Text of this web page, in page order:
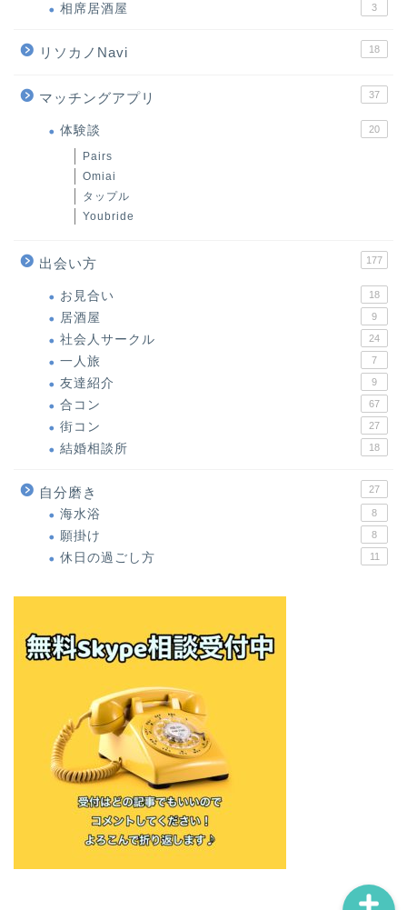
相席居酒屋 3
リソカノNavi 18
マッチングアプリ 37
体験談 20
Pairs
Omiai
タップル
Youbride
出会い方 177
お見合い 18
居酒屋 9
社会人サークル 24
一人旅 7
友達紹介 9
合コン 67
街コン 27
結婚相談所 18
自分磨き 27
海水浴 8
願掛け 8
休日の過ごし方 11
無料オンラインメール講座